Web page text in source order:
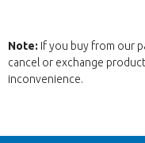
Note: If you buy from our
cancel or exchange
inconvenience.
Vissza